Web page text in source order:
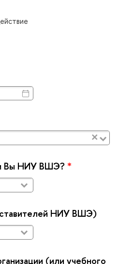
×
Вы НИУ ВШЭ? *
НИУ ВШЭ)
(или учебного